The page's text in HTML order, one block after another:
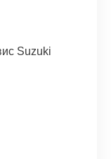
Suzuki